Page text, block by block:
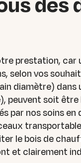
prestation,
selon vos
diamètre)
peuvent soit
par nos soins
le bois de
et clairement